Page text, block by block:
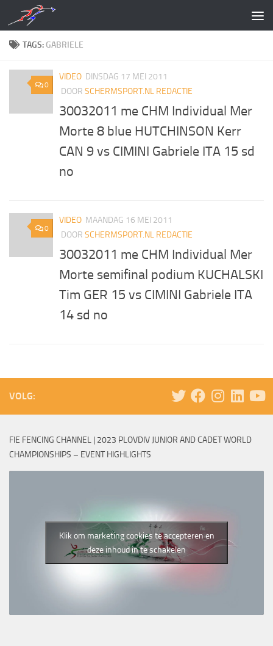
Doorgaan naar inhoud
TAGS: GABRIELE
0
VIDEO DINSDAG 17 MEI 2011
DOOR SCHERMSPORT.NL REDACTIE
30032011 me CHM Individual Mer
Morte 8 blue HUTCHINSON Kerr
CAN 9 vs CIMINI Gabriele ITA 15 sd
no
0
VIDEO MAANDAG 16 MEI 2011
DOOR SCHERMSPORT.NL REDACTIE
30032011 me CHM Individual Mer
Morte semifinal podium KUCHALSKI
Tim GER 15 vs CIMINI Gabriele ITA
14 sd no
VOLG:
FIE FENCING CHANNEL | 2023 PLOVDIV JUNIOR AND CADET WORLD
CHAMPIONSHIPS – EVENT HIGHLIGHTS
Klik om marketing cookies te accepteren en
deze inhoud in te schakelen